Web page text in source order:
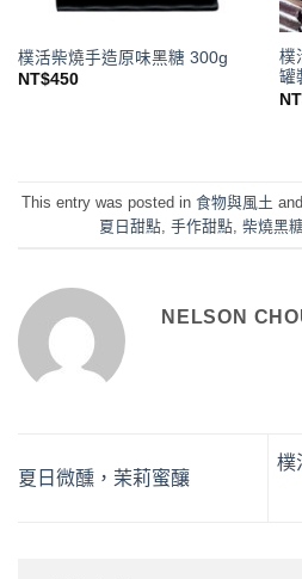
樸活柴燒手造原味黑糖 300g
NT$450
樸
罐
This entry was posted in 食物與風土
夏日甜點, 手作甜點, 柴燒黑
NELSON
夏日微醺，茉莉蜜釀
樸